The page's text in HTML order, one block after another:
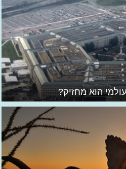
הוא מחזיק?